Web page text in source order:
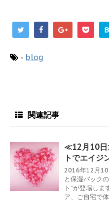
- blog
関連記事
≪12月10日
トでエイジ
2016年12月10
と保湿パック
ト”が登場し
ア、ご自宅で